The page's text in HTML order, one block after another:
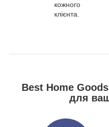
кожного
клієнта.
Best Home
для